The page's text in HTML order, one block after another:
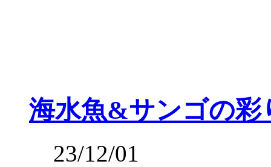
海水魚&サンゴの
23/12/01